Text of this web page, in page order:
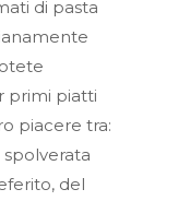
di pasta
primi piatti
piacere tra:
spolverata
del